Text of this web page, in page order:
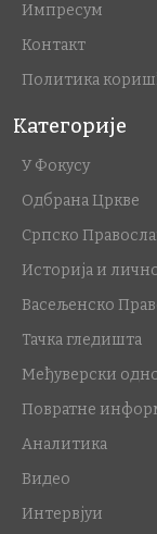
Импресум
Контакт
Политика
Категорије
У Фокусу
Одбрана Цркве
Српско
Историја и
Васељенско
Тачка гледишта
Међуверски
Повратне
Аналитика
Видео
Интервјуи